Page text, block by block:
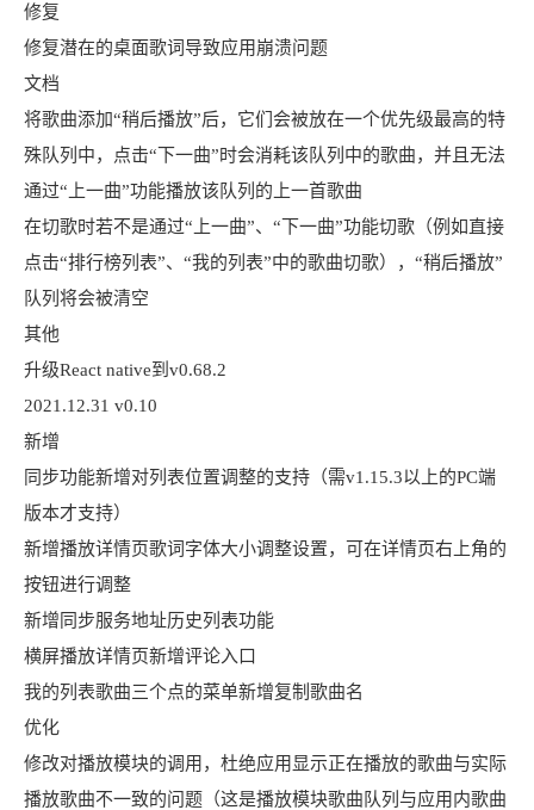
修复
修复潜在的桌面歌词导致应用崩溃问题
文档
将歌曲添加“稍后播放”后，它们会被放在一个优先级最高的特
殊队列中，点击“下一曲”时会消耗该队列中的歌曲，并且无法
通过“上一曲”功能播放该队列的上一首歌曲
在切歌时若不是通过“上一曲”、“下一曲”功能切歌（例如直接
点击“排行榜列表”、“我的列表”中的歌曲切歌），“稍后播放”
队列将会被清空
其他
升级React native到v0.68.2
2021.12.31 v0.10
新增
同步功能新增对列表位置调整的支持（需v1.15.3以上的PC端
版本才支持）
新增播放详情页歌词字体大小调整设置，可在详情页右上角的
按钮进行调整
新增同步服务地址历史列表功能
横屏播放详情页新增评论入口
我的列表歌曲三个点的菜单新增复制歌曲名
优化
修改对播放模块的调用，杜绝应用显示正在播放的歌曲与实际
播放歌曲不一致的问题（这是播放模块歌曲队列与应用内歌曲